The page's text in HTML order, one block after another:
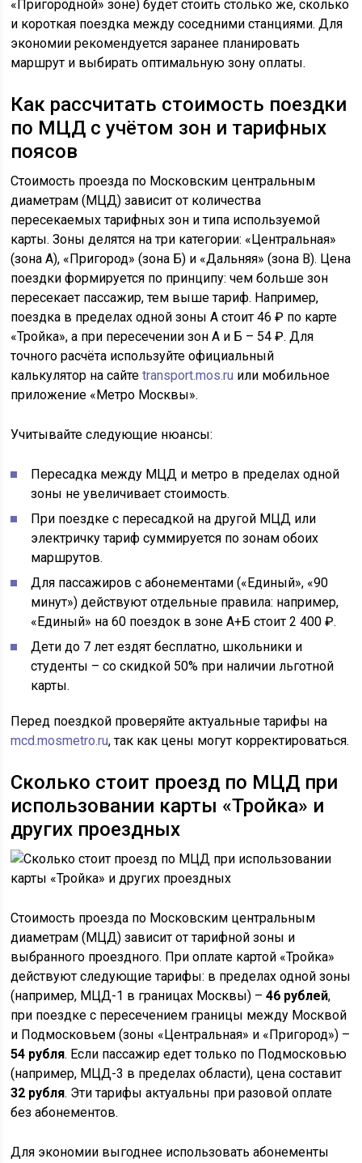
«Пригородной» зоне) будет стоить столько же, сколько
и короткая поездка между соседними станциями. Для
экономии рекомендуется заранее планировать
маршрут и выбирать оптимальную зону оплаты.
Как рассчитать стоимость поездки
по МЦД с учётом зон и тарифных
поясов
Стоимость проезда по Московским центральным
диаметрам (МЦД) зависит от количества
пересекаемых тарифных зон и типа используемой
карты. Зоны делятся на три категории: «Центральная»
(зона А), «Пригород» (зона Б) и «Дальняя» (зона В). Цена
поездки формируется по принципу: чем больше зон
пересекает пассажир, тем выше тариф. Например,
поездка в пределах одной зоны А стоит 46 ₽ по карте
«Тройка», а при пересечении зон А и Б – 54 ₽. Для
точного расчёта используйте официальный
калькулятор на сайтеtransport.mos.ru или мобильное
приложение «Метро Москвы».
Учитывайте следующие нюансы:
Пересадка между МЦД и метро в пределах одной
зоны не увеличивает стоимость.
При поездке с пересадкой на другой МЦД или
электричку тариф суммируется по зонам обоих
маршрутов.
Для пассажиров с абонементами («Единый», «90
минут») действуют отдельные правила: например,
«Единый» на 60 поездок в зоне А+Б стоит 2 400 ₽.
Дети до 7 лет ездят бесплатно, школьники и
студенты – со скидкой 50% при наличии льготной
карты.
Перед поездкой проверяйте актуальные тарифы на
mcd.mosmetro.ru, так как цены могут корректироваться.
Сколько стоит проезд по МЦД при
использовании карты «Тройка» и
других проездных
Стоимость проезда по Московским центральным
диаметрам (МЦД) зависит от тарифной зоны и
выбранного проездного. При оплате картой «Тройка»
действуют следующие тарифы: в пределах одной зоны
(например, МЦД-1 в границах Москвы) –46 рублей,
при поездке с пересечением границы между Москвой
и Подмосковьем (зоны «Центральная» и «Пригород») –
54 рубля. Если пассажир едет только по Подмосковью
(например, МЦД-3 в пределах области), цена составит
32 рубля. Эти тарифы актуальны при разовой оплате
без абонементов.
Для экономии выгоднее использовать абонементы